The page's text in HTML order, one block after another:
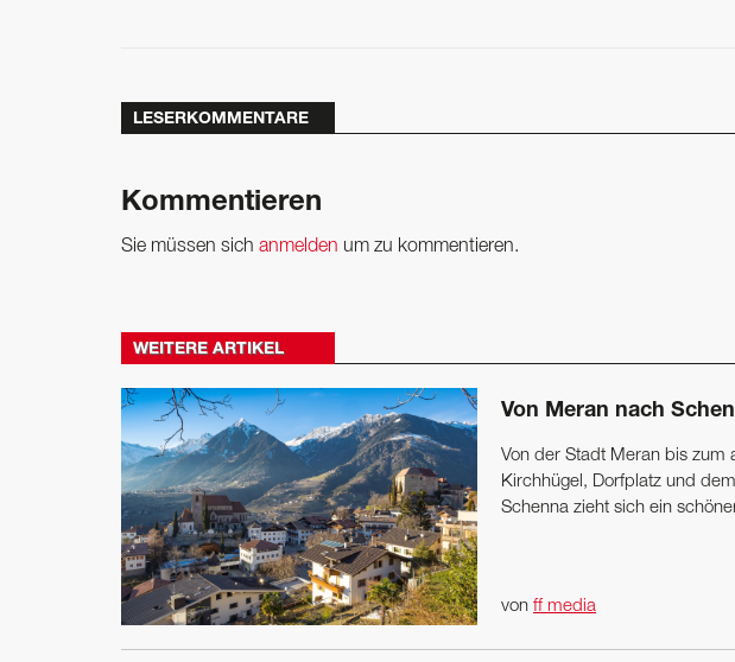
LESERKOMMENTARE
Kommentieren
Sie müssen sich anmelden um zu kommentieren.
WEITERE ARTIKEL
Von Meran nach
Von der Stadt Meran bis zum
Kirchhügel, Dorfplatz und
Schenna zieht sich ein
von ff media